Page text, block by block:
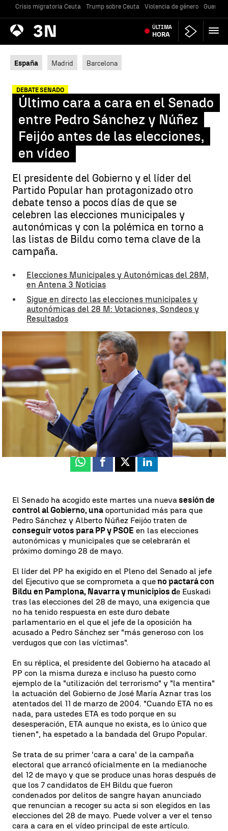
Crisis migratoria Ceuta Trump sobre Ceuta Violencia de género Guerra
Antena
3 Noticias ÚLTIMA
HORA
España Madrid Barcelona
DEBATE SENADO
Último cara a cara en el Senado
entre Pedro Sánchez y Núñez
Feijóo antes de las elecciones,
en vídeo
El presidente del Gobierno y el líder del
Partido Popular han protagonizado otro
debate tenso a pocos días de que se
celebren las elecciones municipales y
autonómicas y con la polémica en torno a
las listas de Bildu como tema clave de la
campaña.
Elecciones Municipales y Autonómicas del 28M,
en Antena 3 Noticias
Sigue en directo las elecciones municipales y
autonómicas del 28 M: Votaciones, Sondeos y
Resultados
Último cara a cara en el Senado entre Pedro Sánchez y Núñez
Feijóo antes de las elecciones, en vídeo |
Belén Montero
Publicado:16 de mayo de 2023, 15:43
Whatsapp
Facebook
X Linkedin
El Senado ha acogido este martes una nuevasesión de
control al Gobierno, una oportunidad más para que
Pedro Sánchez y Alberto Núñez Feijóo traten de
conseguir votos para PP y PSOE en las elecciones
autonómicas y municipales que se celebrarán el
próximo domingo 28 de mayo.
El líder del PP ha exigido en el Pleno del Senado al jefe
del Ejecutivo que se comprometa a queno pactará con
Bildu en Pamplona, Navarra y municipios de Euskadi
tras las elecciones del 28 de mayo, una exigencia que
no ha tenido respuesta en este duro debate
parlamentario en el que el jefe de la oposición ha
acusado a Pedro Sánchez ser "más generoso con los
verdugos que con las víctimas".
En su réplica, el presidente del Gobierno ha atacado al
PP con la misma dureza e incluso ha puesto como
ejemplo de la "utilización del terrorismo" y "la mentira"
la actuación del Gobierno de José María Aznar tras los
atentados del 11 de marzo de 2004. "Cuando ETA no es
nada, para ustedes ETA es todo porque en su
desesperación, ETA aunque no exista, es lo único que
tienen", ha espetado a la bandada del Grupo Popular.
Se trata de su primer 'cara a cara' de la campaña
electoral que arrancó oficialmente en la medianoche
del 12 de mayo y que se produce unas horas después de
que los 7 candidatos de EH Bildu que fueron
condenados por delitos de sangre hayan anunciado
que renuncian a recoger su acta si son elegidos en las
elecciones del 28 de mayo. Puede volver a ver el tenso
cara a cara en el vídeo principal de este artículo.